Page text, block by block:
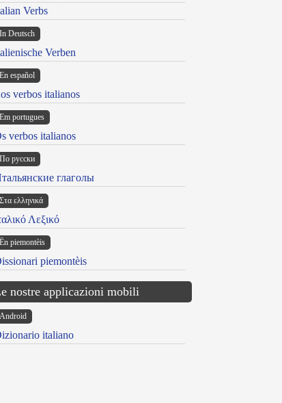
Verbs
In Deutsch
Verben
En español
verbos italianos
Em portugues
verbos italianos
По русски
глаголы
Στα ελληνικά
Λεξικό
Ën piemontèis
piemontèis
nostre applicazioni mobili
Android
italiano